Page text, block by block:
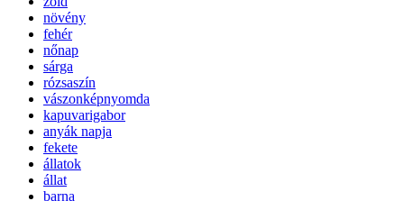
növény
fehér
nőnap
sárga
rózsaszín
vászonképnyomda
kapuvarigabor
anyák napja
fekete
állatok
állat
barna